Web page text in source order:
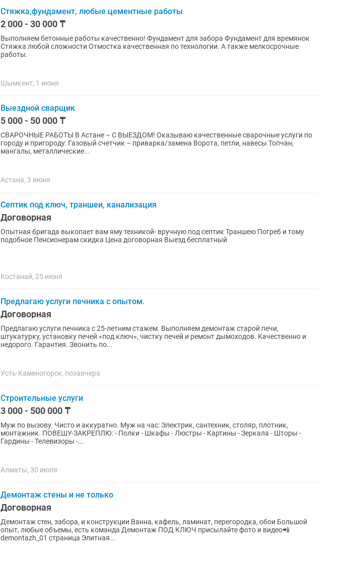
Стяжка,фундамент, любые цементные работы
2 000 - 30 000 ₸
Выполняем бетонные работы качественно! Фундамент для забора Фундамент для времянок
Стяжка любой сложности Отмостка качественная по технологии. А также мелкосрочные
работы.
Шымкент, 1 июня
Выездной сварщик
5 000 - 50 000 ₸
СВАРОЧНЫЕ РАБОТЫ В Астане – С ВЫЕЗДОМ! Оказываю качественные сварочные услуги по
городу и пригороду: Газовый счетчик – приварка/замена Ворота, петли, навесы Топчан,
мангалы, металлические...
Астана, 3 июня
Септик под ключ, траншеи, канализация
Договорная
Опытная бригада выкопает вам яму техникой- вручную под септик Траншею Погреб и тому
подобное Пенсионерам скидка Цена договорная Выезд бесплатный
Костанай, 25 июня
Предлагаю услуги печника с опытом.
Договорная
Предлагаю услуги печника с 25-летним стажем. Выполняем демонтаж старой печи,
штукатурку, установку печей «под ключ», чистку печей и ремонт дымоходов. Качественно и
недорого. Гарантия. Звонить по...
Усть-Каменогорск, позавчера
Строительные услуги
3 000 - 500 000 ₸
Муж по вызову. Чисто и аккуратно. Муж на час: Электрик, сантехник, столяр, плотник,
монтажник. ПОВЕШУ-ЗАКРЕПЛЮ: - Полки - Шкафы - Люстры - Картины - Зеркала - Шторы -
Гардины - Телевизоры -...
Алматы, 30 июля
Демонтаж стены и не только
Договорная
Демонтаж стен, забора, и конструкции Ванна, кафель, ламинат, перегородка, обои Большой
опыт, любые объемы, есть команда Демонтаж ПОД КЛЮЧ присылайте фото и видео📲
demontazh_01 страница Элитная...